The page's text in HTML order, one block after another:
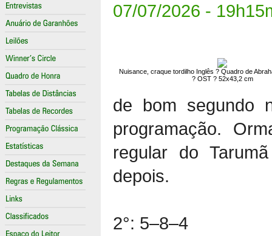
07/07/2026 -
Nuisance, craque tordilho Inglês ? Quadro de
? OST ? 52x43,2 cm
de bom segundo
programação.
regular do
depois.
2°: 5–8–4